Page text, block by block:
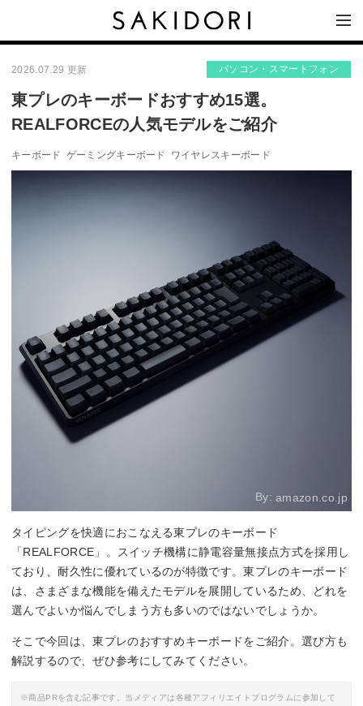
2026.07.29 更新 パソコン・スマートフォン
東プレのキーボードおすすめ15選。
REALFORCEの人気モデルをご紹介
キーボード ゲーミングキーボード ワイヤレスキーボード
By:amazon.co.jp
タイピングを快適におこなえる東プレのキーボード
「REALFORCE」。スイッチ機構に静電容量無接点方式を採用し
ており、耐久性に優れているのが特徴です。東プレのキーボード
は、さまざまな機能を備えたモデルを展開しているため、どれを
選んでよいか悩んでしまう方も多いのではないでしょうか。
そこで今回は、東プレのおすすめキーボードをご紹介。選び方も
解説するので、ぜひ参考にしてみてください。
※商品PRを含む記事です。当メディアは各種アフィリエイトプログラムに参加して